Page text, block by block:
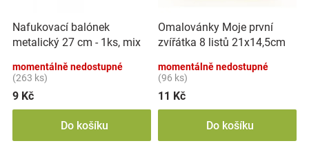
Hračkářství
ůo
d
u
k
ů
Nafukovací balónek
metalický 27 cm - 1ks, mix
momentálně nedostupné
(263 ks)
9 Kč
Do košíku
Omalovánky Moje první
zvířátka 8 listů 21x14,5cm
momentálně nedostupné
(96 ks)
11 Kč
Do košíku